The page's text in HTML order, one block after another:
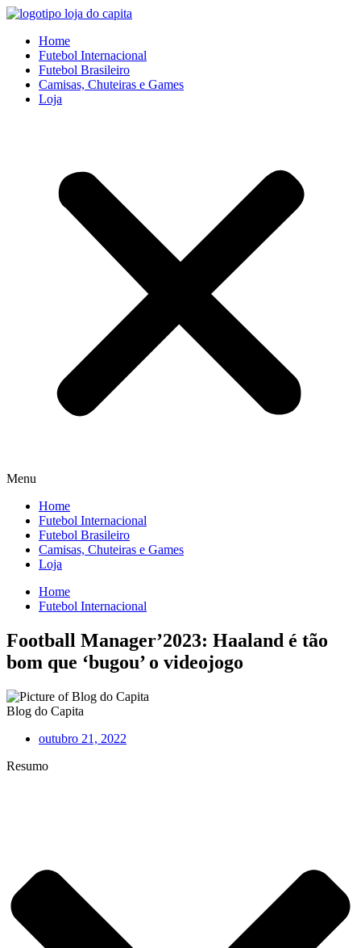
Ir
conteúdo
Home
Futebol Internacional
Futebol Brasileiro
Camisas, Chuteiras e Games
Loja
Menu
Home
Futebol Internacional
Futebol Brasileiro
Camisas, Chuteiras e Games
Loja
Home
Futebol Internacional
Football Manager’2023: Haaland é tão
bom que ‘bugou’ o videojogo
Blog do Capita
outubro 21, 2022
Resumo